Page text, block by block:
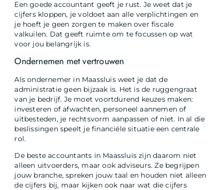
Een goede accountant geeft je rust. Je weet dat je
cijfers kloppen, je voldoet aan alle verplichtingen en
je hoeft je geen zorgen te maken over fiscale
valkuilen. Dat geeft ruimte om te focussen op wat
voor jou belangrijk is.
Ondernemen met vertrouwen
Als ondernemer in Maassluis weet je dat de
administratie geen bijzaak is. Het is de ruggengraat
van je bedrijf. Je moet voortdurend keuzes maken:
investeren of afwachten, personeel aannemen of
uitbesteden, je rechtsvorm aanpassen of niet. In al die
beslissingen speelt je financiële situatie een centrale
rol.
De beste accountants in Maassluis zijn daarom niet
alleen uitvoerders, maar ook adviseurs. Ze begrijpen
jouw branche, spreken jouw taal en houden niet alleen
de cijfers bij, maar kijken ook naar wat die cijfers